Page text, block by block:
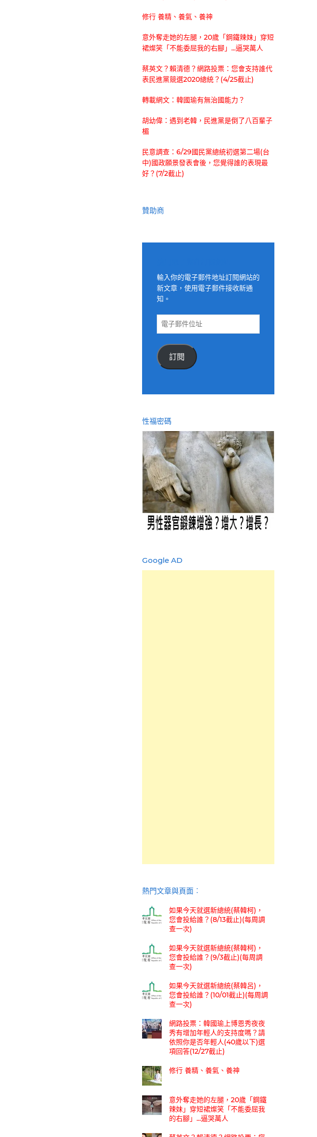
修行 養精、養氣、養神
意外奪走她的左腿，20歲「鋼鐵辣妹」穿短
裙燦笑「不能委屈我的右腳」...逼哭萬人
蔡英文？賴清德？網路投票：您會支持誰代
表民進黨競選2020總統？(4/25截止)
轉載網文：韓國瑜有無治國能力？
胡幼偉：遇到老韓，民進黨是倒了八百輩子
楣
民意調查：6/29國民黨總統初選第二場(台
中)國政願景發表會後，您覺得誰的表現最
好？(7/2截止)
贊助商
輸入你的電子郵件地址訂閱網站的
新文章，使用電子郵件接收新通
知。
電
件
位
訂閱
性福密碼
Google AD
熱門文章與頁面︰
如果今天就選新總統(蔡韓柯)，
您會投給誰？(8/13截止)(每周調
查一次)
如果今天就選新總統(蔡韓柯)，
您會投給誰？(9/3截止)(每周調
查一次)
如果今天就選新總統(蔡韓呂)，
您會投給誰？(10/01截止)(每周調
查一次)
網路投票：韓國瑜上博恩秀夜夜
秀有增加年輕人的支持度嗎？請
依照你是否年輕人(40歲以下)選
項回答(12/27截止)
修行 養精、養氣、養神
意外奪走她的左腿，20歲「鋼鐵
辣妹」穿短裙燦笑「不能委屈我
的右腳」...逼哭萬人